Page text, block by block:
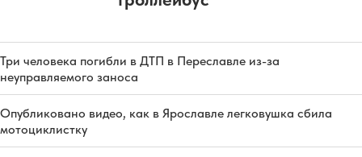
Три человека погибли в ДТП в Переславле из-за
неуправляемого заноса
Опубликовано видео, как в Ярославле легковушка сбила
мотоциклистку